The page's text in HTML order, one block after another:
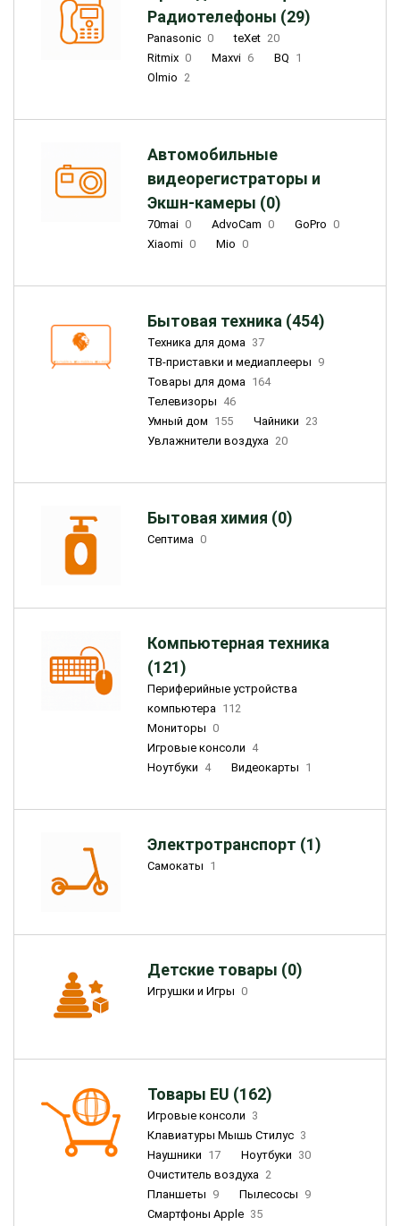
Радиотелефоны (29)
Panasonic 0 teXet 20
Ritmix 0 Maxvi 6 BQ 1
Olmio 2
Автомобильные
видеорегистраторы и
Экшн-камеры (0)
70mai 0 AdvoCam 0 GoPro 0
Xiaomi 0 Mio 0
Бытовая техника (454)
Техника для дома 37
ТВ-приставки и медиаплееры 9
Товары для дома 164
Телевизоры 46
Умный дом 155 Чайники 23
Увлажнители воздуха 20
Бытовая химия (0)
Септима 0
Компьютерная техника
(121)
Периферийные устройства
компьютера 112
Мониторы 0
Игровые консоли 4
Ноутбуки 4 Видеокарты 1
Электротранспорт (1)
Самокаты 1
Детские товары (0)
Игрушки и Игры 0
Товары EU (162)
Игровые консоли 3
Клавиатуры Мышь Стилус 3
Наушники 17 Ноутбуки 30
Очиститель воздуха 2
Планшеты 9 Пылесосы 9
Смартфоны Apple 35